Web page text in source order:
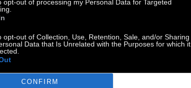
opt-out of processing my Personal Data for Targeted
opt-out of Collection, Use, Retention, Sale, and/or Sharing
Data that Is Unrelated with the Purposes for which it
CONFIRM